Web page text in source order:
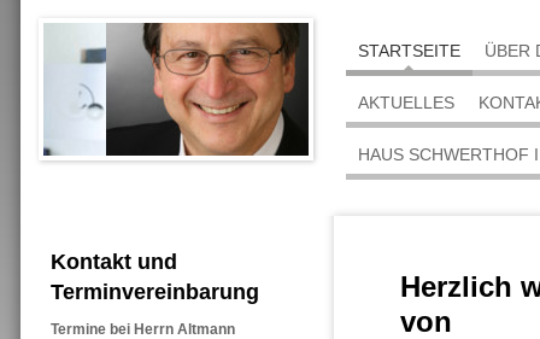
Kontakt und
Terminvereinbarung
Termine bei Herrn Altmann
STARTSEITE ÜBER
AKTUELLES
HAUS SCHWERTHOF
Herzlich
von